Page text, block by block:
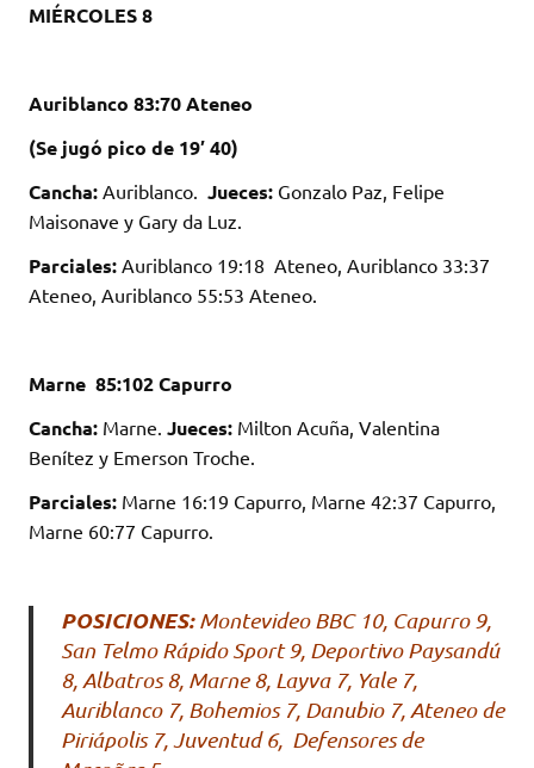
MIÉRCOLES 8
Auriblanco 83:70 Ateneo
(Se jugó pico de 19′ 40)
Cancha: Auriblanco. Jueces: Gonzalo Paz, Felipe
Maisonave y Gary da Luz.
Parciales: Auriblanco 19:18 Ateneo, Auriblanco 33:37
Ateneo, Auriblanco 55:53 Ateneo.
Marne 85:102 Capurro
Cancha: Marne. Jueces: Milton Acuña, Valentina
Benítez y Emerson Troche.
Parciales: Marne 16:19 Capurro, Marne 42:37 Capurro,
Marne 60:77 Capurro.
POSICIONES:Montevideo BBC 10, Capurro 9,
San Telmo Rápido Sport 9, Deportivo Paysandú
8, Albatros 8, Marne 8, Layva 7, Yale 7,
Auriblanco 7, Bohemios 7, Danubio 7, Ateneo de
Piriápolis 7, Juventud 6, Defensores de